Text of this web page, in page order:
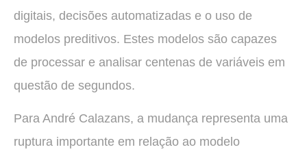
digitais, decisões automatizadas e o uso de
modelos preditivos. Estes modelos são capazes
de processar e analisar centenas de variáveis em
questão de segundos.
Para André Calazans, a mudança representa uma
ruptura importante em relação ao modelo